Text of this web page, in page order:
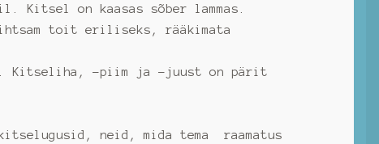
on kaasas sõber lammas.
toit eriliseks, rääkimata
Kitseliha, -piim ja -juust on pärit
neid, mida tema raamatus